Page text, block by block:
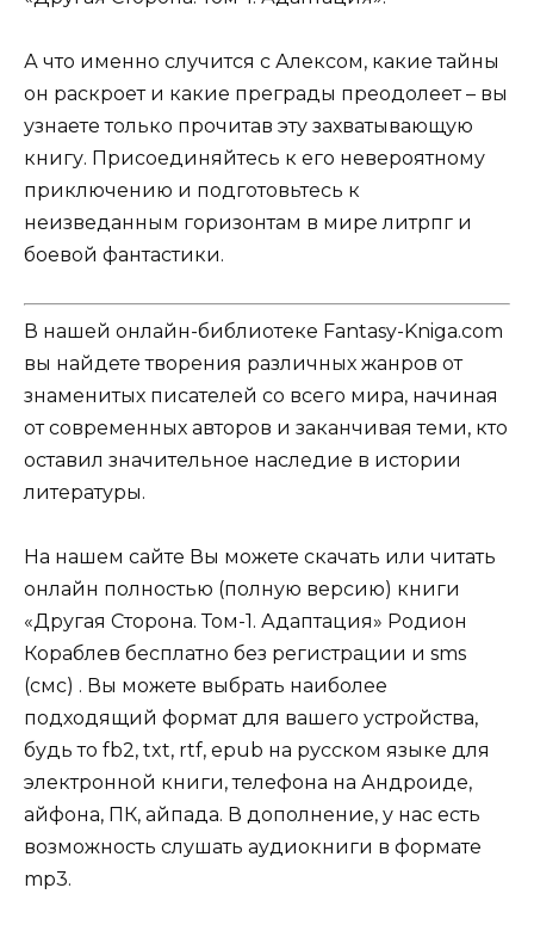
А что именно случится с Алексом, какие тайны
он раскроет и какие преграды преодолеет – вы
узнаете только прочитав эту захватывающую
книгу. Присоединяйтесь к его невероятному
приключению и подготовьтесь к
неизведанным горизонтам в мире литрпг и
боевой фантастики.
В нашей онлайн-библиотеке Fantasy-Kniga.com
вы найдете творения различных жанров от
знаменитых писателей со всего мира, начиная
от современных авторов и заканчивая теми, кто
оставил значительное наследие в истории
литературы.
На нашем сайте Вы можете скачать или читать
онлайн полностью (полную версию) книги
«Другая Сторона. Том-1. Адаптация» Родион
Кораблев бесплатно без регистрации и sms
(смс) . Вы можете выбрать наиболее
подходящий формат для вашего устройства,
будь то fb2, txt, rtf, epub на русском языке для
электронной книги, телефона на Андроиде,
айфона, ПК, айпада. В дополнение, у нас есть
возможность слушать аудиокниги в формате
mp3.